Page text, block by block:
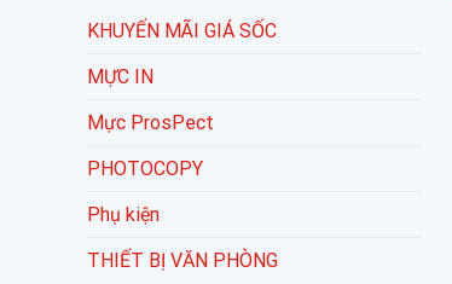
KHUYẾN MÃI GIÁ SỐC
MỰC IN
Mực ProsPect
PHOTOCOPY
Phụ kiện
THIẾT BỊ VĂN PHÒNG